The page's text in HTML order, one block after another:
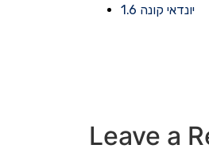
יונדאי קונה 1.6
Leave a